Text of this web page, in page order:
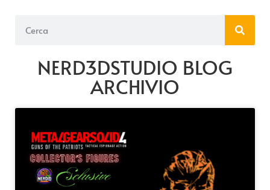
NERD3DSTUDIO BLOG
ARCHIVIO